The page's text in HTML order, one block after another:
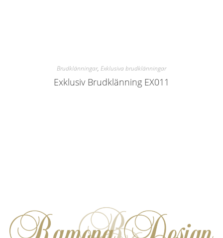
Brudklänningar, Exklusiva brudklänningar
Exklusiv Brudklänning EX011